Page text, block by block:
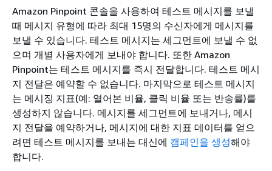
Amazon Pinpoint 콘솔을 사용하여 테스트 메시지를 보낼
때 메시지 유형에 따라 최대 15명의 수신자에게 메시지를
보낼 수 있습니다. 테스트 메시지는 세그먼트에 보낼 수 없
으며 개별 사용자에게 보내야 합니다. 또한 Amazon
Pinpoint는 테스트 메시지를 즉시 전달합니다. 테스트 메시
지 전달은 예약할 수 없습니다. 마지막으로 테스트 메시지
는 메시징 지표(예: 열어본 비율, 클릭 비율 또는 반송률)를
생성하지 않습니다. 메시지를 세그먼트에 보내거나, 메시
지 전달을 예약하거나, 메시지에 대한 지표 데이터를 얻으
려면 테스트 메시지를 보내는 대신에 캠페인을 생성해야
합니다.